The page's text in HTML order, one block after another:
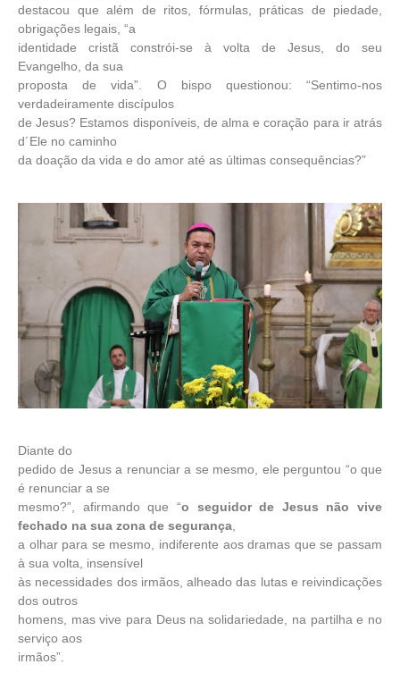
destacou que além de ritos, fórmulas, práticas de piedade,
obrigações legais, “a
identidade cristã constrói-se à volta de Jesus, do seu
Evangelho, da sua
proposta de vida”. O bispo questionou: “Sentimo-nos
verdadeiramente discípulos
de Jesus? Estamos disponíveis, de alma e coração para ir atrás
d´Ele no caminho
da doação da vida e do amor até as últimas consequências?”
Diante do
pedido de Jesus a renunciar a se mesmo, ele perguntou “o que
é renunciar a se
mesmo?”, afirmando que “o seguidor de Jesus não vive
fechado na sua zona de segurança
a olhar para se mesmo, indiferente aos dramas que se passam
à sua volta, insensível
às necessidades dos irmãos, alheado das lutas e reivindicações
dos outros
homens, mas vive para Deus na solidariedade, na partilha e no
serviço aos
irmãos”.